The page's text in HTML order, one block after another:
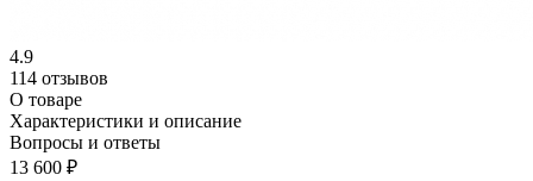
4.9
114 отзывов
О товаре
Характеристики и описание
Вопросы и ответы
13 600 ₽